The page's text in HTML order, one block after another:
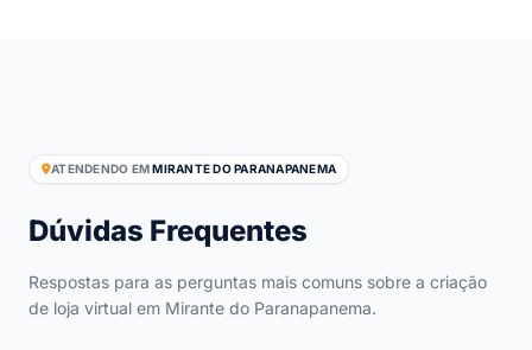
ATENDENDO EMMIRANTE DO PARANAPANEMA
Dúvidas Frequentes
Respostas para as perguntas mais comuns sobre a criação
de loja virtual em Mirante do Paranapanema.